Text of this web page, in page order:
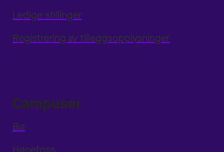
Ledige stillinger
Registrering av tilleggsopplysninger
Campuser
Bø